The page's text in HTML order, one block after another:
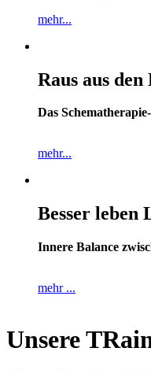
mehr...
Raus aus
Das
mehr...
Besser leben
Innere Balance
mehr ...
Unsere